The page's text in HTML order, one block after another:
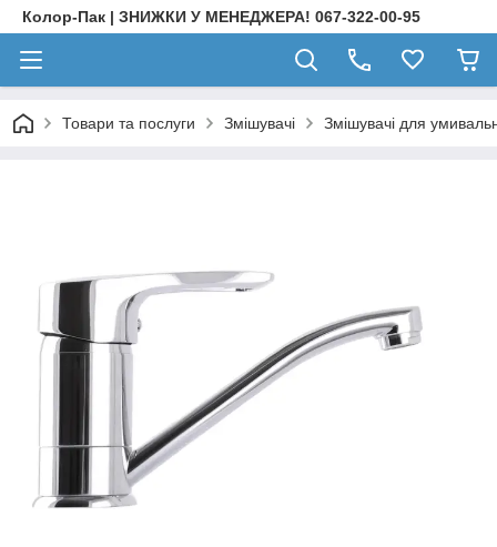
Колор-Пак | ЗНИЖКИ У МЕНЕДЖЕРА! 067-322-00-95
Товари та послуги Змішувачі Змішувачі для